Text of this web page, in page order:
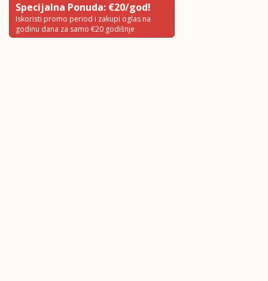
Specijalna Ponuda: €20/god!
Iskoristi promo period i zakupi oglas na
godinu dana za samo €20 godišnje